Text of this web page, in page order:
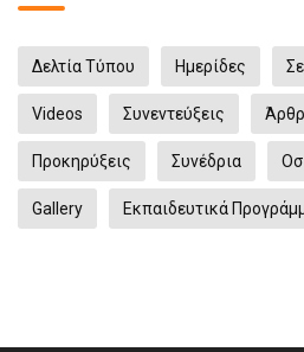
Δελτία Τύπου Ημερίδες
Videos Συνεντεύξεις
Προκηρύξεις Συνέδρια
Gallery Εκπαιδευτικά